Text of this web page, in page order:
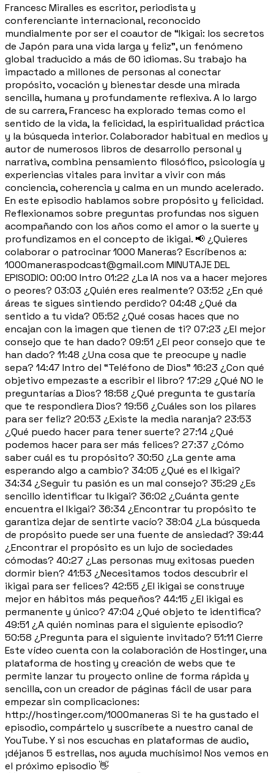
Francesc Miralles es escritor, periodista y
conferenciante internacional, reconocido
mundialmente por ser el coautor de “Ikigai: los secretos
de Japón para una vida larga y feliz”, un fenómeno
global traducido a más de 60 idiomas. Su trabajo ha
impactado a millones de personas al conectar
propósito, vocación y bienestar desde una mirada
sencilla, humana y profundamente reflexiva. A lo largo
de su carrera, Francesc ha explorado temas como el
sentido de la vida, la felicidad, la espiritualidad práctica
y la búsqueda interior. Colaborador habitual en medios y
autor de numerosos libros de desarrollo personal y
narrativa, combina pensamiento filosófico, psicología y
experiencias vitales para invitar a vivir con más
conciencia, coherencia y calma en un mundo acelerado.
En este episodio hablamos sobre propósito y felicidad.
Reflexionamos sobre preguntas profundas nos siguen
acompañando con los años como el amor o la suerte y
profundizamos en el concepto de ikigai. 📢 ¿Quieres
colaborar o patrocinar 1000 Maneras? Escríbenos a:
1000maneraspodcast@gmail.com MINUTAJE DEL
EPISODIO: 00:00 Intro 01:22 ¿La IA nos va a hacer mejores
o peores? 03:03 ¿Quién eres realmente? 03:52 ¿En qué
áreas te sigues sintiendo perdido? 04:48 ¿Qué da
sentido a tu vida? 05:52 ¿Qué cosas haces que no
encajan con la imagen que tienen de ti? 07:23 ¿El mejor
consejo que te han dado? 09:51 ¿El peor consejo que te
han dado? 11:48 ¿Una cosa que te preocupe y nadie
sepa? 14:47 Intro del “Teléfono de Dios” 16:23 ¿Con qué
objetivo empezaste a escribir el libro? 17:29 ¿Qué NO le
preguntarías a Dios? 18:58 ¿Qué pregunta te gustaría
que te respondiera Dios? 19:56 ¿Cuáles son los pilares
para ser feliz? 20:53 ¿Existe la media naranja? 23:53
¿Qué puedo hacer para tener suerte? 27:14 ¿Qué
podemos hacer para ser más felices? 27:37 ¿Cómo
saber cuál es tu propósito? 30:50 ¿La gente ama
esperando algo a cambio? 34:05 ¿Qué es el Ikigai?
34:34 ¿Seguir tu pasión es un mal consejo? 35:29 ¿Es
sencillo identificar tu Ikigai? 36:02 ¿Cuánta gente
encuentra el Ikigai? 36:34 ¿Encontrar tu propósito te
garantiza dejar de sentirte vacío? 38:04 ¿La búsqueda
de propósito puede ser una fuente de ansiedad? 39:44
¿Encontrar el propósito es un lujo de sociedades
cómodas? 40:27 ¿Las personas muy exitosas pueden
dormir bien? 41:53 ¿Necesitamos todos descubrir el
ikigai para ser felices? 42:55 ¿El ikigai se construye
mejor en hábitos más pequeños? 44:15 ¿El ikigai es
permanente y único? 47:04 ¿Qué objeto te identifica?
49:51 ¿A quién nominas para el siguiente episodio?
50:58 ¿Pregunta para el siguiente invitado? 51:11 Cierre
Este vídeo cuenta con la colaboración de Hostinger, una
plataforma de hosting y creación de webs que te
permite lanzar tu proyecto online de forma rápida y
sencilla, con un creador de páginas fácil de usar para
empezar sin complicaciones:
http://hostinger.com/1000maneras Si te ha gustado el
episodio, compártelo y suscríbete a nuestro canal de
YouTube. Y si nos escuchas en plataformas de audio,
¡déjanos 5 estrellas, nos ayuda muchísimo! Nos vemos en
el próximo episodio 👋